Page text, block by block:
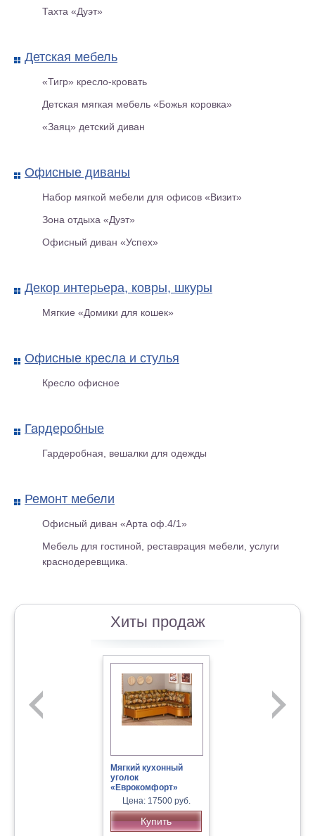
Офисный диван «Арта оф.6/1»
Тахта «Дуэт»
Детская мебель
«Тигр» кресло-кровать
Детская мягкая мебель «Божья коровка»
«Заяц» детский диван
Офисные диваны
Набор мягкой мебели для офисов «Визит»
Зона отдыха «Дуэт»
Офисный диван «Успех»
Декор интерьера, ковры, шкуры
Мягкие «Домики для кошек»
Офисные кресла и стулья
Кресло офисное
Гардеробные
Гардеробная, вешалки для одежды
Ремонт мебели
Офисный диван «Арта оф.4/1»
Мебель для гостиной, реставрация мебели, услуги
краснодеревщика.
Хиты продаж
Мягкий кухонный
уголок
«Еврокомфорт»
Цена: 17500 руб.
Купить